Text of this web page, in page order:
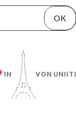
OK
IN VONUNIITI